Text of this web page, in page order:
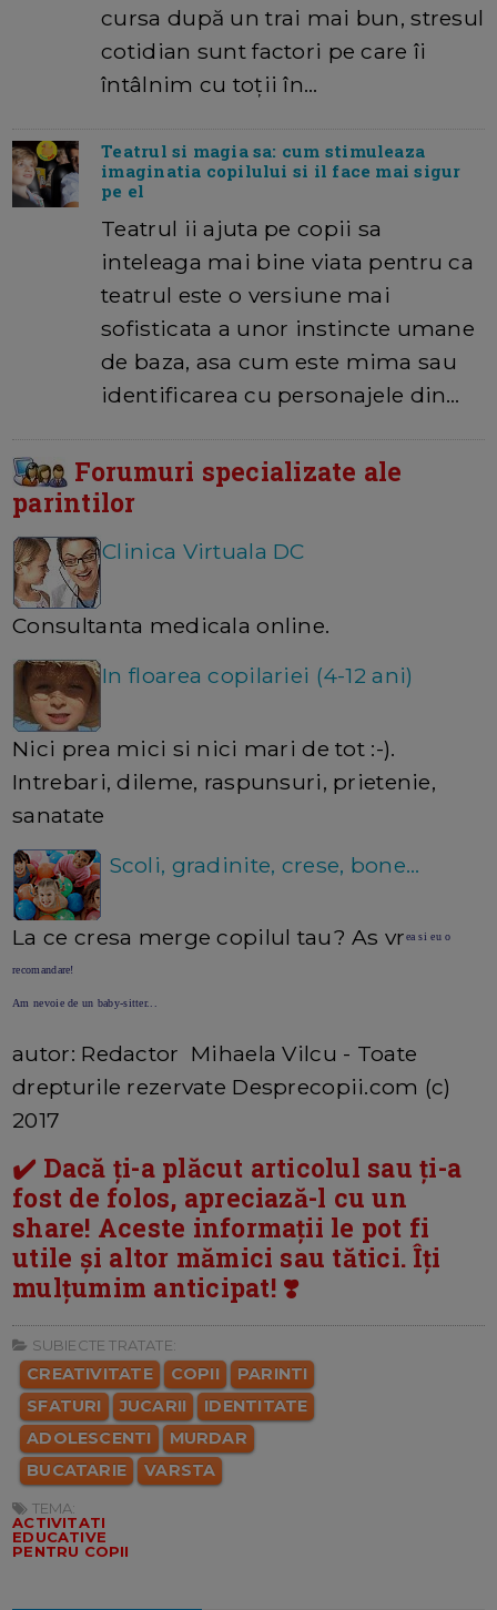
cursa după un trai mai bun, stresul
cotidian sunt factori pe care îi
întâlnim cu toții în…
Teatrul si magia sa: cum stimuleaza
imaginatia copilului si il face mai sigur
pe el
Teatrul ii ajuta pe copii sa
inteleaga mai bine viata pentru ca
teatrul este o versiune mai
sofisticata a unor instincte umane
de baza, asa cum este mima sau
identificarea cu personajele din…
Forumuri specializate ale
parintilor
Clinica Virtuala DC
Consultanta medicala online.
In floarea copilariei (4-12 ani)
Nici prea mici si nici mari de tot :-).
Intrebari, dileme, raspunsuri, prietenie,
sanatate
Scoli, gradinite, crese, bone...
La ce cresa merge copilul tau? As vrea si eu o
recomandare!
Am nevoie de un baby-sitter...
autor: Redactor Mihaela Vilcu - Toate
drepturile rezervate Desprecopii.com (c)
2017
✔️ Dacă ți-a plăcut articolul sau ți-a
fost de folos, apreciază-l cu un
share! Aceste informații le pot fi
utile și altor mămici sau tătici. Îți
mulțumim anticipat! ❣️
SUBIECTE TRATATE:
CREATIVITATE COPII
PARINTI
SFATURI
JUCARII
IDENTITATE
ADOLESCENTI
MURDAR
BUCATARIE
VARSTA
TEMA:
ACTIVITATI
EDUCATIVE
PENTRU COPII